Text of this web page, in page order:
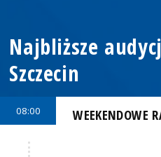
Najbliższe
Szczecin
08:00
WEEKENDOWE